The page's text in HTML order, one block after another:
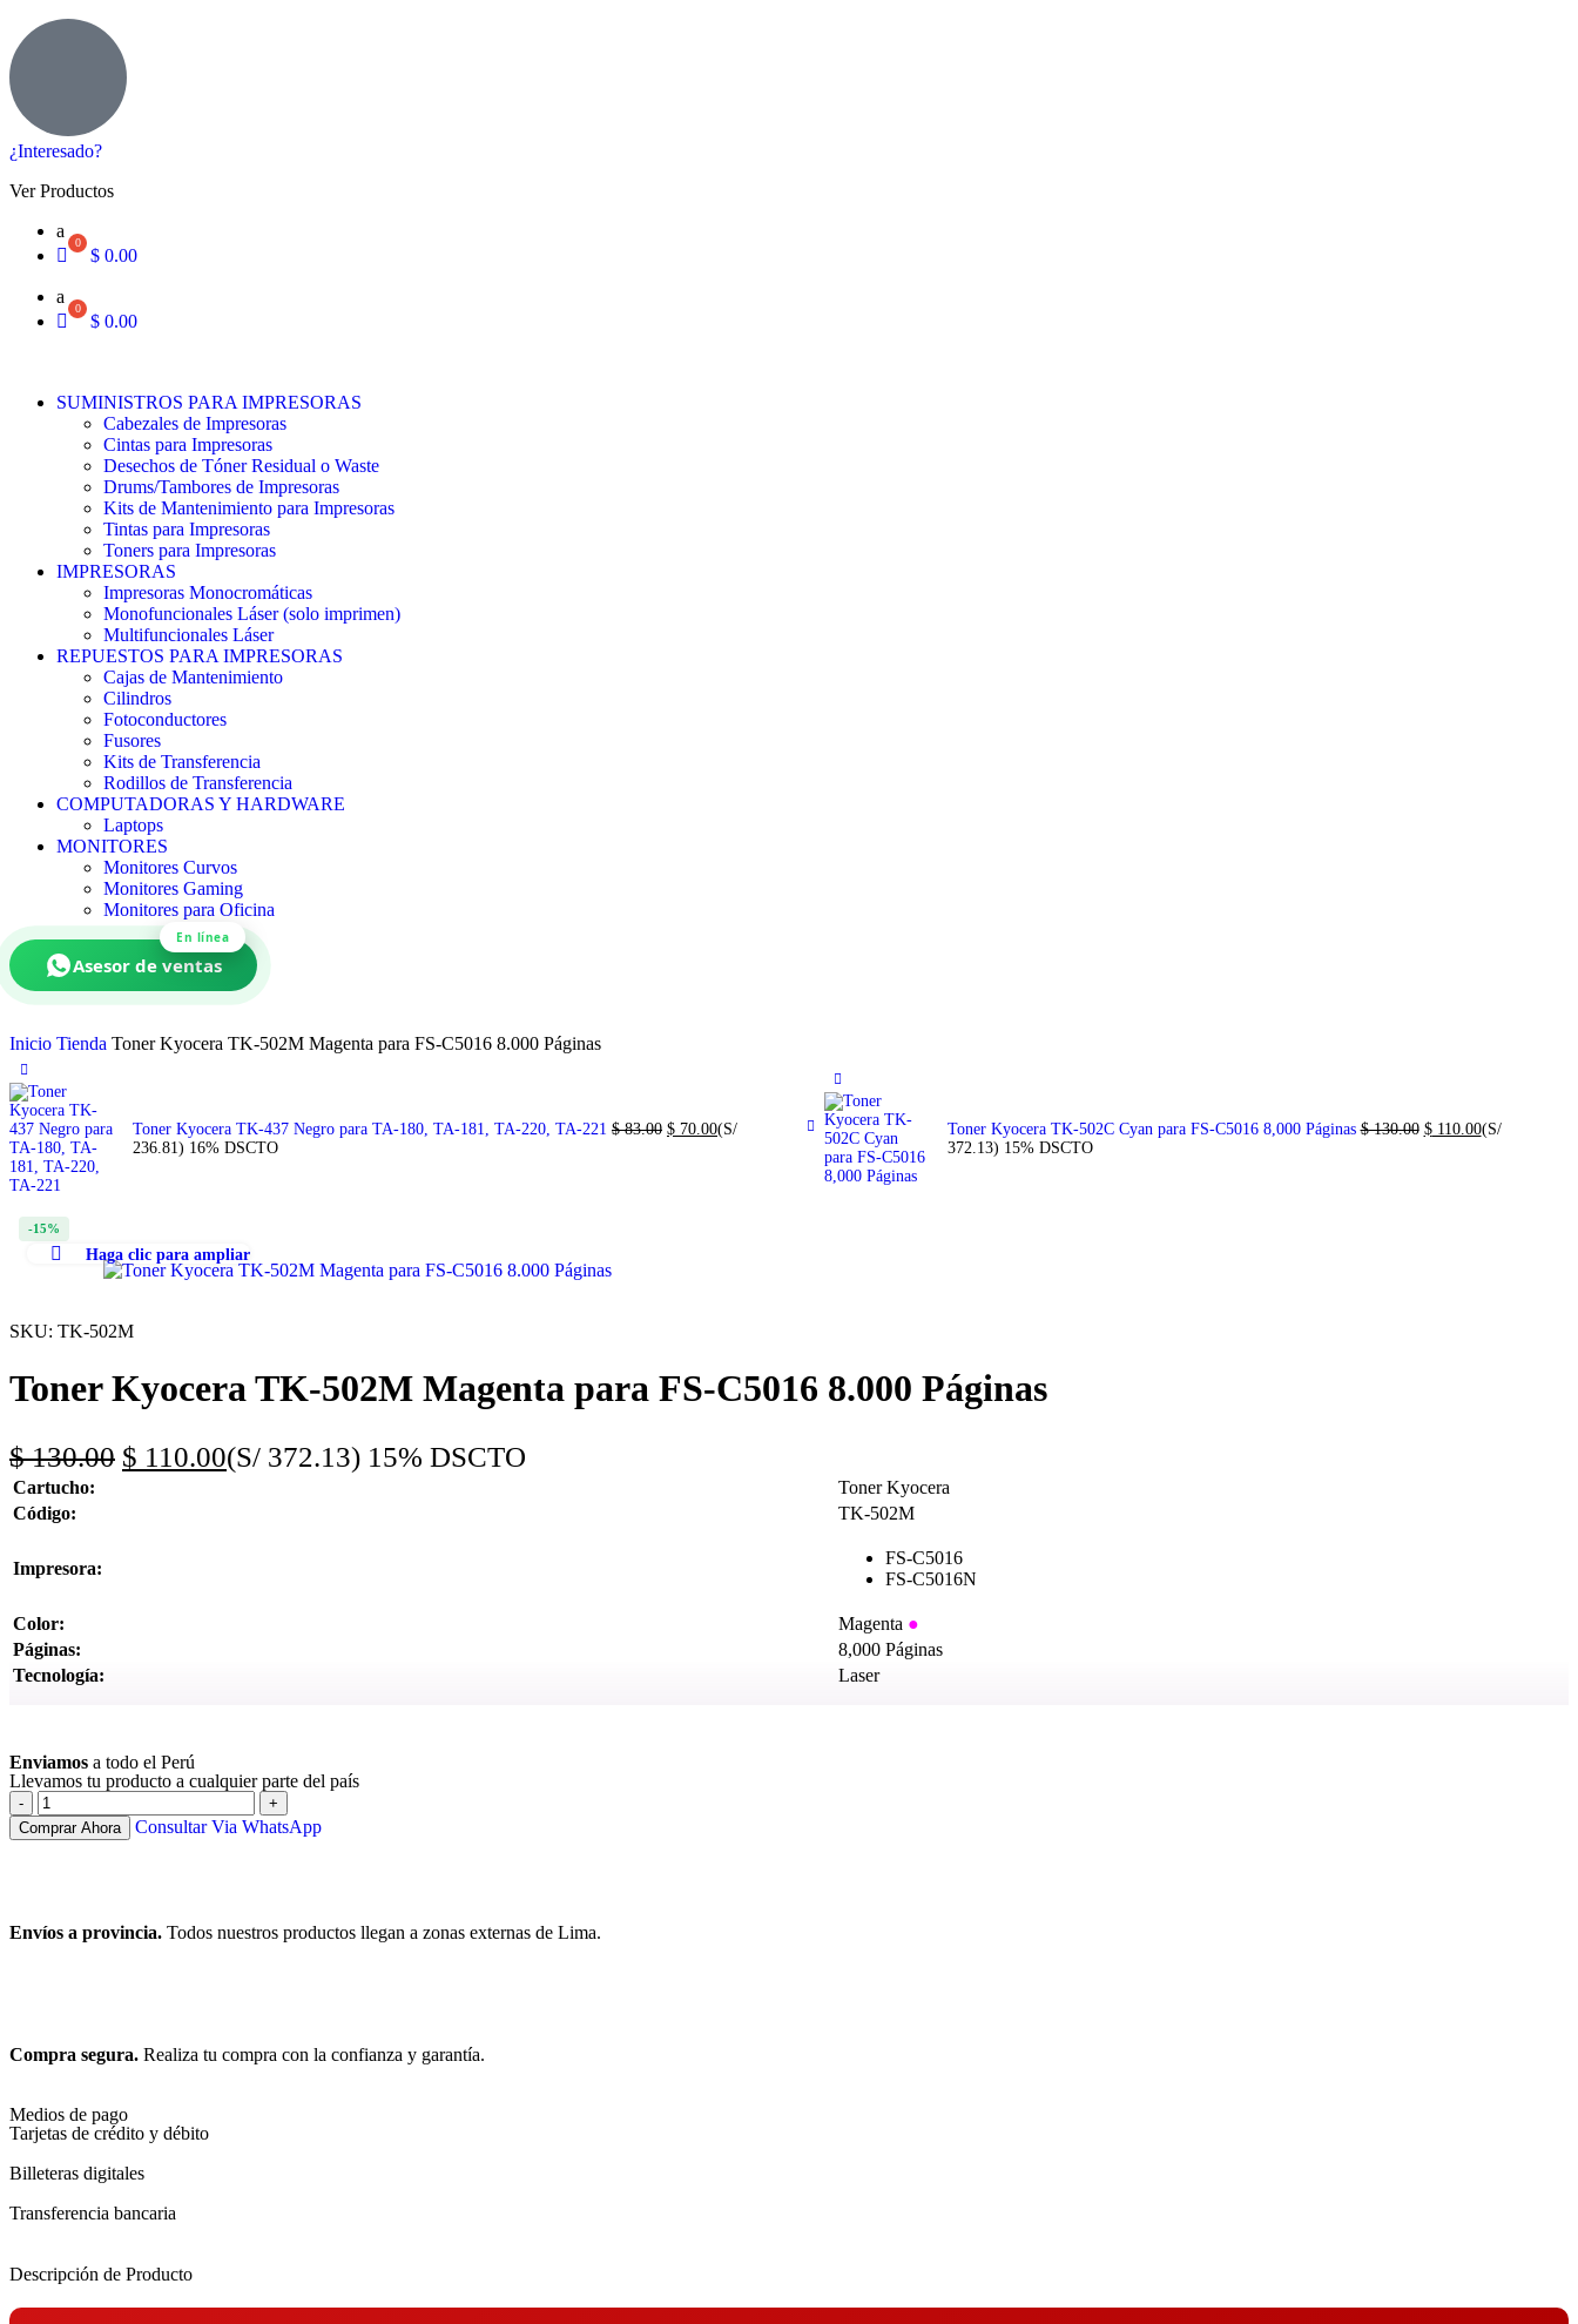
¿Interesado?
Ver Productos
a
$ 0.00
a
$ 0.00
SUMINISTROS PARA IMPRESORAS
Cabezales de Impresoras
Cintas para Impresoras
Desechos de Tóner Residual o Waste
Drums/Tambores de Impresoras
Kits de Mantenimiento para Impresoras
Tintas para Impresoras
Toners para Impresoras
IMPRESORAS
Impresoras Monocromáticas
Monofuncionales Láser (solo imprimen)
Multifuncionales Láser
REPUESTOS PARA IMPRESORAS
Cajas de Mantenimiento
Cilindros
Fotoconductores
Fusores
Kits de Transferencia
Rodillos de Transferencia
COMPUTADORAS Y HARDWARE
Laptops
MONITORES
Monitores Curvos
Monitores Gaming
Monitores para Oficina
En línea
Asesor de ventas
Inicio Tienda Toner Kyocera TK-502M Magenta para FS-C5016 8.000 Páginas
Toner Kyocera TK-437 Negro para TA-180, TA-181, TA-220, TA-221 $83.00 $ 70.00(S/
236.81) 16% DSCTO
Toner Kyocera TK-502C Cyan para FS-C5016 8,000 Páginas$130.00 $110.00(S/
372.13) 15% DSCTO
-15%
Haga clic para ampliar
SKU: TK-502M
Toner Kyocera TK-502M Magenta para FS-C5016 8.000 Páginas
$130.00 $ 110.00(S/ 372.13) 15% DSCTO
Cartucho:
Toner Kyocera
Código:
TK-502M
Impresora:
FS-C5016
FS-C5016N
Color: Magenta ●
Páginas:
8,000 Páginas
Tecnología:
Laser
Enviamos a todo el Perú
Llevamos tu producto a cualquier parte del país
Comprar Ahora Consultar Via WhatsApp
Envíos a provincia. Todos nuestros productos llegan a zonas externas de Lima.
Compra segura. Realiza tu compra con la confianza y garantía.
Medios de pago
Tarjetas de crédito y débito
Billeteras digitales
Transferencia bancaria
Descripción de Producto